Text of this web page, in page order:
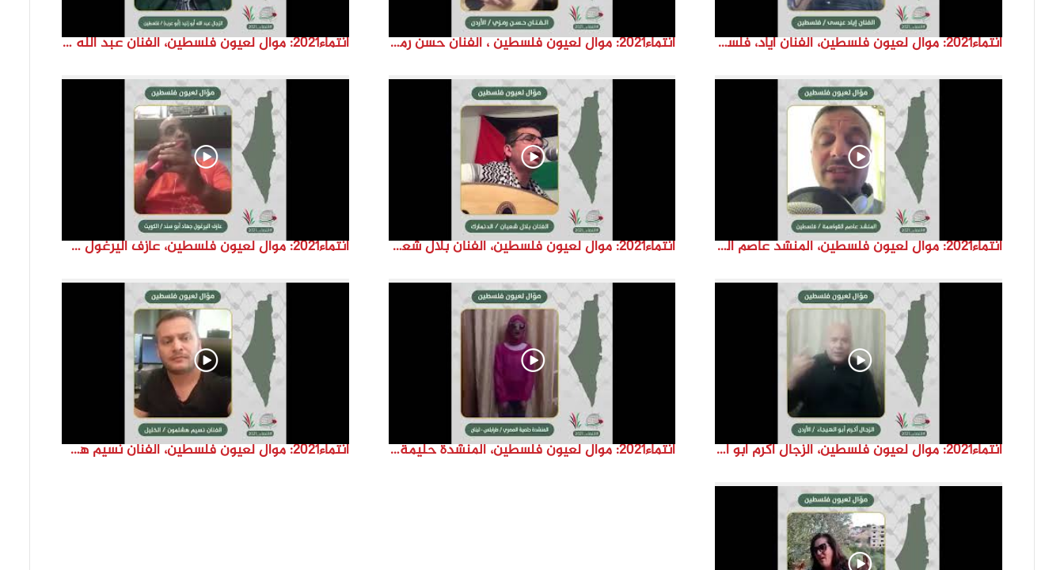
o
انتماء2021: موال لعيون فلسطين، الفنان اياد، فلسطين انتماء2021: موال لعيون فلسطين ، الفنان حسن رمزي ،الاردن انتماء2021: موال لعيون فلسطين، الفنان عبد الله ابو زنيد، فلسطين
انتماء2021: موال لعيون فلسطين، المنشد عاصم القواسمة، الاردن انتماء2021: موال لعيون فلسطين، الفنان بلال شعبان، الدنمارك انتماء2021: موال لعيون فلسطين، عازف اليرغول جهاد أبو سند، الكويت
انتماء2021: موال لعيون فلسطين، الزجال أكرم أبو الهيجا، الاردن انتماء2021: موال لعيون فلسطين، المنشدة حليمة المصري، لبنان انتماء2021: موال لعيون فلسطين، الفنان نسيم هشلمون، فلسطين